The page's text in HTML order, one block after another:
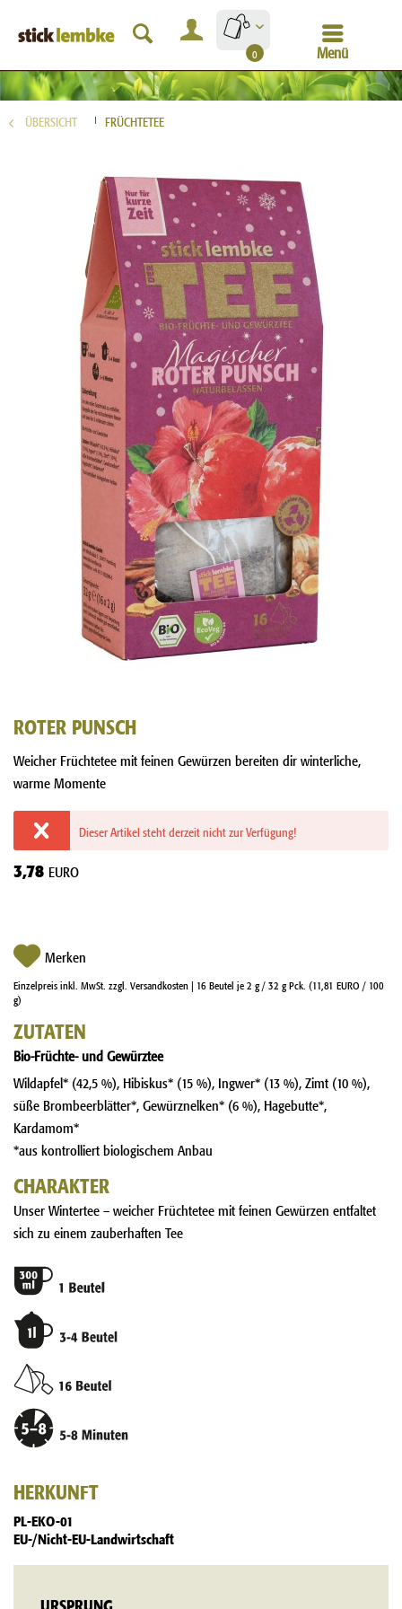
0 Menü
ÜBERSICHT FRÜCHTETEE
ROTER PUNSCH
Weicher Früchtetee mit feinen Gewürzen bereiten dir winterliche,
warme Momente
Dieser Artikel steht derzeit nicht zur Verfügung!
3,78 EURO
Merken
Einzelpreis inkl. MwSt. zzgl. Versandkosten | 16 Beutel je 2 g / 32 g Pck. (11,81 EURO / 100
g)
ZUTATEN
Bio-Früchte- und Gewürztee
Wildapfel* (42,5 %), Hibiskus* (15 %), Ingwer* (13 %), Zimt (10 %),
süße Brombeerblätter*, Gewürznelken* (6 %), Hagebutte*,
Kardamom*
*aus kontrolliert biologischem Anbau
CHARAKTER
Unser Wintertee – weicher Früchtetee mit feinen Gewürzen entfaltet
sich zu einem zauberhaften Tee
HERKUNFT
PL-EKO-01
EU-/Nicht-EU-Landwirtschaft
URSPRUNG